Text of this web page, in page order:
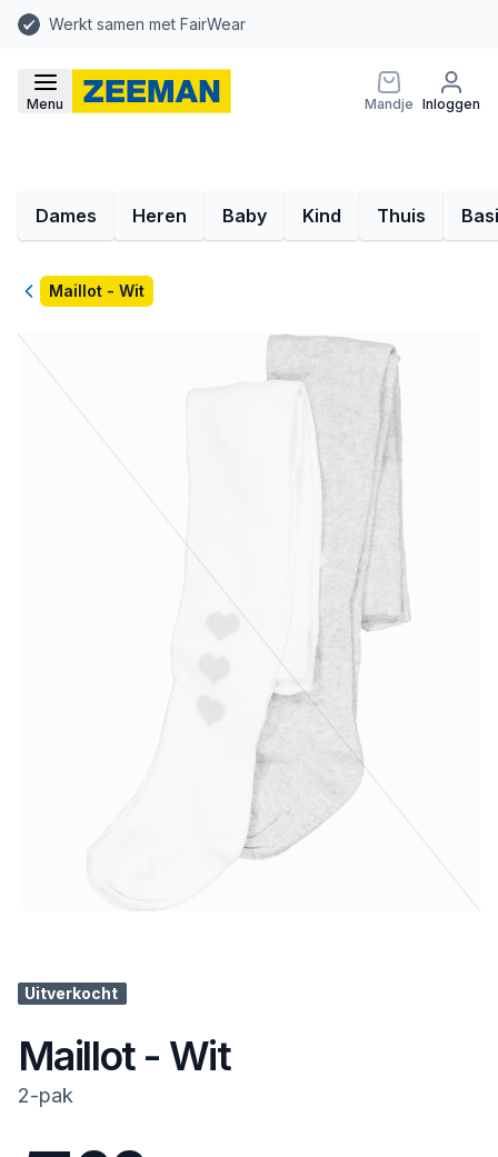
Werkt samen met FairWear
Menu Mandje Inloggen
Dames Heren Baby Kind Thuis
TerugMaillot - Wit
Uitverkocht
Maillot - Wit
2-pak